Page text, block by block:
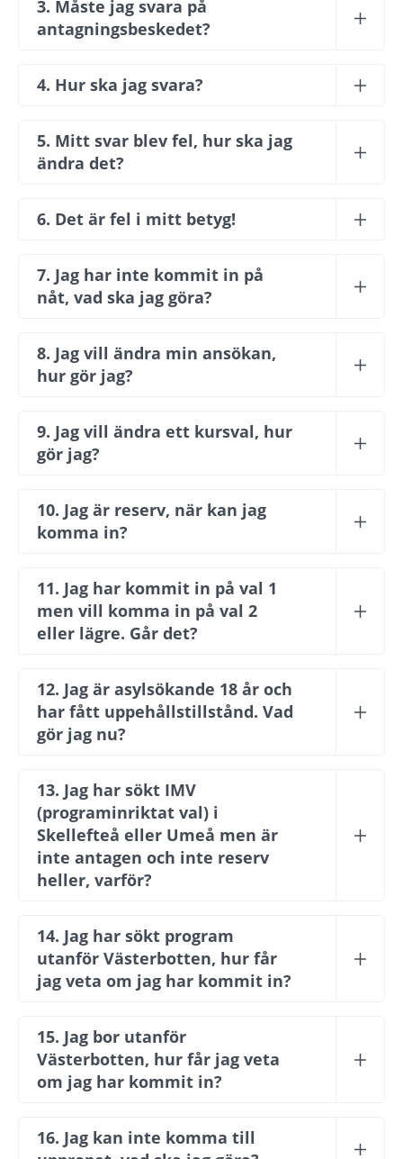
3. Måste jag svara på
antagningsbeskedet?
4. Hur ska jag svara?
5. Mitt svar blev fel, hur ska jag
ändra det?
6. Det är fel i mitt betyg!
7. Jag har inte kommit in på
nåt, vad ska jag göra?
8. Jag vill ändra min ansökan,
hur gör jag?
9. Jag vill ändra ett kursval, hur
gör jag?
10. Jag är reserv, när kan jag
komma in?
11. Jag har kommit in på val 1
men vill komma in på val 2
eller lägre. Går det?
12. Jag är asylsökande 18 år och
har fått uppehållstillstånd. Vad
gör jag nu?
13. Jag har sökt IMV
(programinriktat val) i
Skellefteå eller Umeå men är
inte antagen och inte reserv
heller, varför?
14. Jag har sökt program
utanför Västerbotten, hur får
jag veta om jag har kommit in?
15. Jag bor utanför
Västerbotten, hur får jag veta
om jag har kommit in?
16. Jag kan inte komma till